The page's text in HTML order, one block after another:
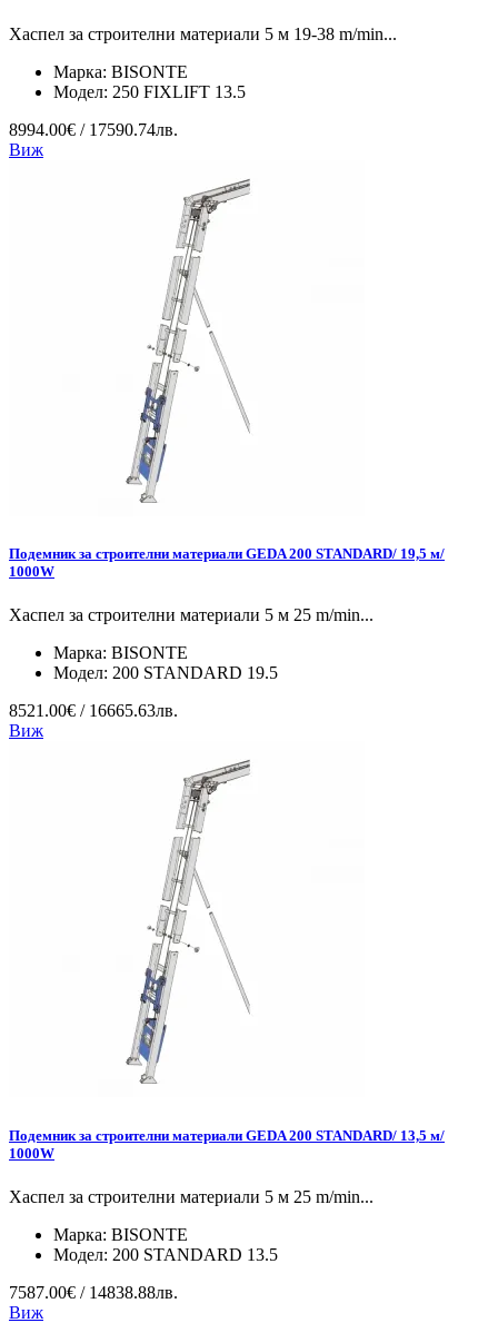
Хаспел за строителни материали 5 м 19-38 m/min...
Марка: BISONTE
Модел: 250 FIXLIFT 13.5
8994.00€ / 17590.74лв.
Виж
Подемник за строителни материали GEDA 200 STANDARD/ 19,5 м/
1000W
Хаспел за строителни материали 5 м 25 m/min...
Марка: BISONTE
Модел: 200 STANDARD 19.5
8521.00€ / 16665.63лв.
Виж
Подемник за строителни материали GEDA 200 STANDARD/ 13,5 м/
1000W
Хаспел за строителни материали 5 м 25 m/min...
Марка: BISONTE
Модел: 200 STANDARD 13.5
7587.00€ / 14838.88лв.
Виж